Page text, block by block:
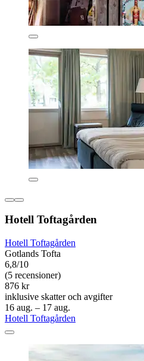
Hotell Toftagården
Hotell Toftagården
Gotlands Tofta
6,8/10
(5 recensioner)
876 kr
inklusive skatter och avgifter
16 aug. – 17 aug.
Hotell Toftagården